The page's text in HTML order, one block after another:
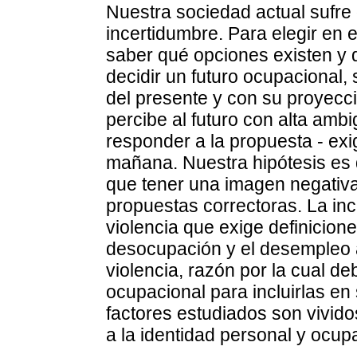
Nuestra sociedad actual
incertidumbre. Para elegir en
saber qué opciones existen y
decidir un futuro
del presente y con su
percibe al futuro con alta
responder a la propuesta -
mañana. Nuestra hipótesis
que tener una imagen
propuestas correctoras. La
violencia que exige
desocupación y el
violencia, razón por la cual
ocupacional para incluirlas
factores estudiados son
a la identidad personal y